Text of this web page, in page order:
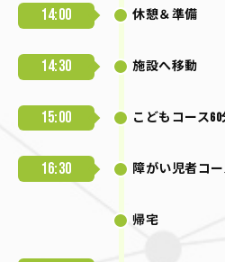
14:00 休憩＆準備
14:30 施設へ移動
15:00 こどもコース60
16:30 障がい児者コ
帰宅